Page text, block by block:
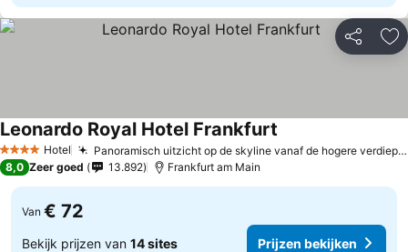
Delen
4 SterrenHotel Panoramisch uitzicht op de skyline vanaf de hogere verdiepingen
Leonardo Royal Hotel Frankfurt
8,0 Zeer goed 13.892 Frankfurt am Main
Van € 72
Bekijk prijzen van 14 sites Prijzen bekijken